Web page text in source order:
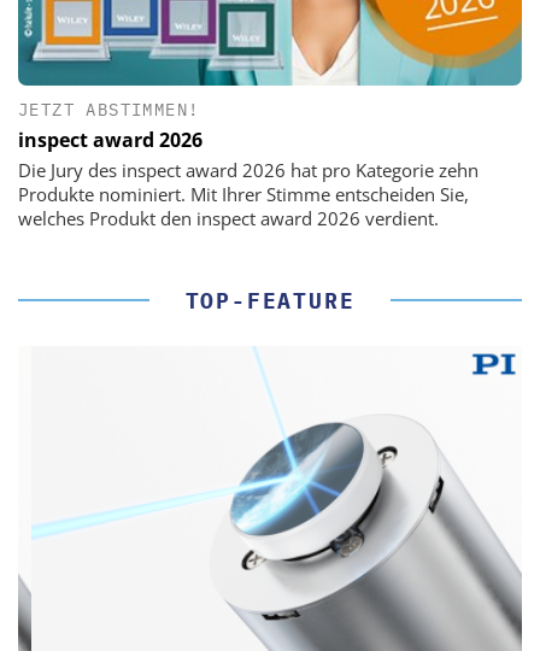
JETZT ABSTIMMEN!
inspect award 2026
Die Jury des inspect award 2026 hat pro Kategorie zehn
Produkte nominiert. Mit Ihrer Stimme entscheiden Sie,
welches Produkt den inspect award 2026 verdient.
TOP-FEATURE